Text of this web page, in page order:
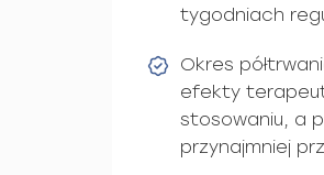
tygodniach
Okres
efekty
stosowaniu, a
przynajmniej